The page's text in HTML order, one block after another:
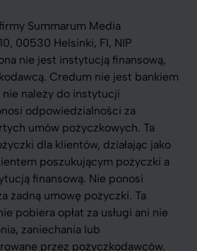
Summarum Media
00530 Helsinki, FI, NIP
nie jest instytucją finansową,
Credum nie jest bankiem
należy do instytucji
odpowiedzialności za
umów pożyczkowych. Ta
dla klientów, działając jako
poszukującym pożyczki a
finansową. Nie ponosi
żadną umowę pożyczki. Ta
pobiera opłat za usługi ani nie
zaniechania lub
przez pożyczkodawców.